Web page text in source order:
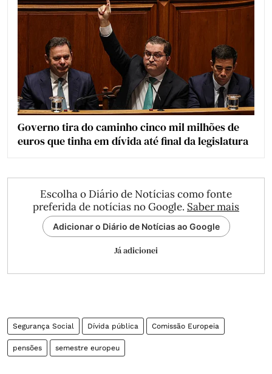
Governo tira do caminho cinco mil milhões de
euros que tinha em dívida até final da legislatura
Escolha o Diário de Notícias como fonte
preferida de notícias no Google. Saber mais
Adicionar o Diário de Notícias ao Google
Já adicionei
Segurança Social Dívida pública Comissão Europeia
pensões semestre europeu